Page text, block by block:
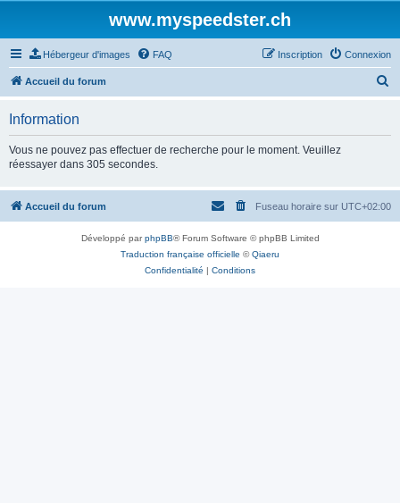
www.myspeedster.ch
Hébergeur d'images FAQ Connexion
Inscription
Accueil du forum
c
Information
Vous ne pouvez pas effectuer de recherche pour le moment. Veuillez
réessayer dans 305 secondes.
Accueil du forum Fuseau horaire sur UTC+02:00
Développé parphpBB® Forum Software © phpBB Limited
Traduction française officielle ©Qiaeru
Confidentialité | Conditions